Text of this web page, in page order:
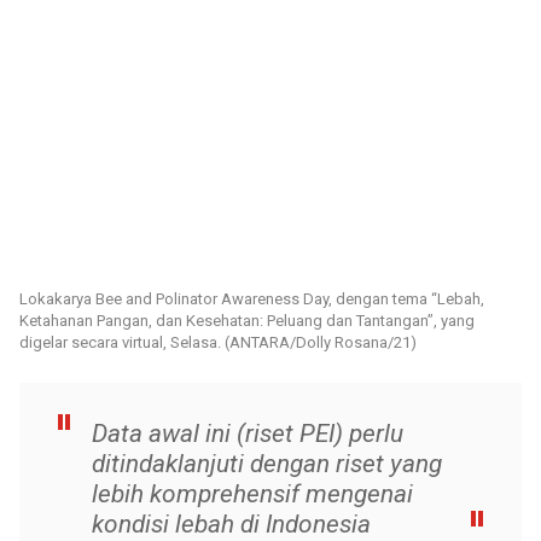
Lokakarya Bee and Polinator Awareness Day, dengan tema “Lebah,
Ketahanan Pangan, dan Kesehatan: Peluang dan Tantangan”, yang
digelar secara virtual, Selasa. (ANTARA/Dolly Rosana/21)
Data awal ini (riset PEI) perlu
ditindaklanjuti dengan riset yang
lebih komprehensif mengenai
kondisi lebah di Indonesia